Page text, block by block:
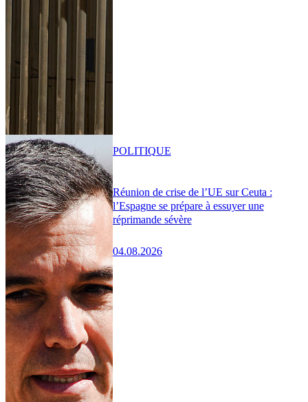
Réunion de crise de l’UE sur Ceuta :
l’Espagne se prépare à essuyer une
réprimande sévère
04.08.2026
POLITIQUE